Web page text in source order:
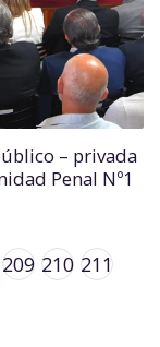
– privada
Penal Nº1
209 210 211